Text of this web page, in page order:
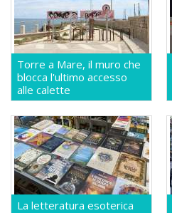
Torre a Mare, il muro che
blocca l'ultimo accesso
alle calette
La letteratura esoterica